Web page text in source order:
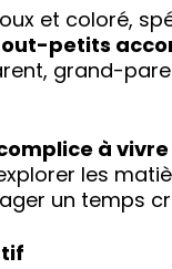
et coloré,
petits
grand-
à
les
un temps